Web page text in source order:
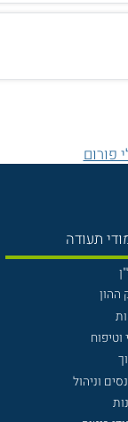
פורום
תעודה
ההון
וטיפוח
וניהול